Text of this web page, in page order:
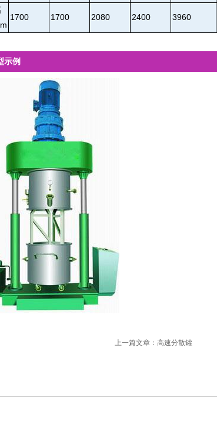
1700 1700 2080 2400 3960
示例
上一篇文章：高速分散罐